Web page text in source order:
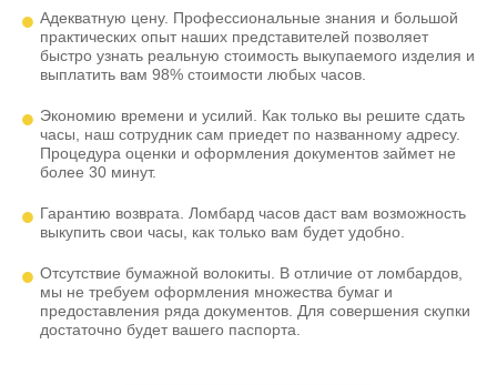
Адекватную цену. Профессиональные знания и большой
практических опыт наших представителей позволяет
быстро узнать реальную стоимость выкупаемого изделия и
выплатить вам 98% стоимости любых часов.
Экономию времени и усилий. Как только вы решите сдать
часы, наш сотрудник сам приедет по названному адресу.
Процедура оценки и оформления документов займет не
более 30 минут.
Гарантию возврата. Ломбард часов даст вам возможность
выкупить свои часы, как только вам будет удобно.
Отсутствие бумажной волокиты. В отличие от ломбардов,
мы не требуем оформления множества бумаг и
предоставления ряда документов. Для совершения скупки
достаточно будет вашего паспорта.